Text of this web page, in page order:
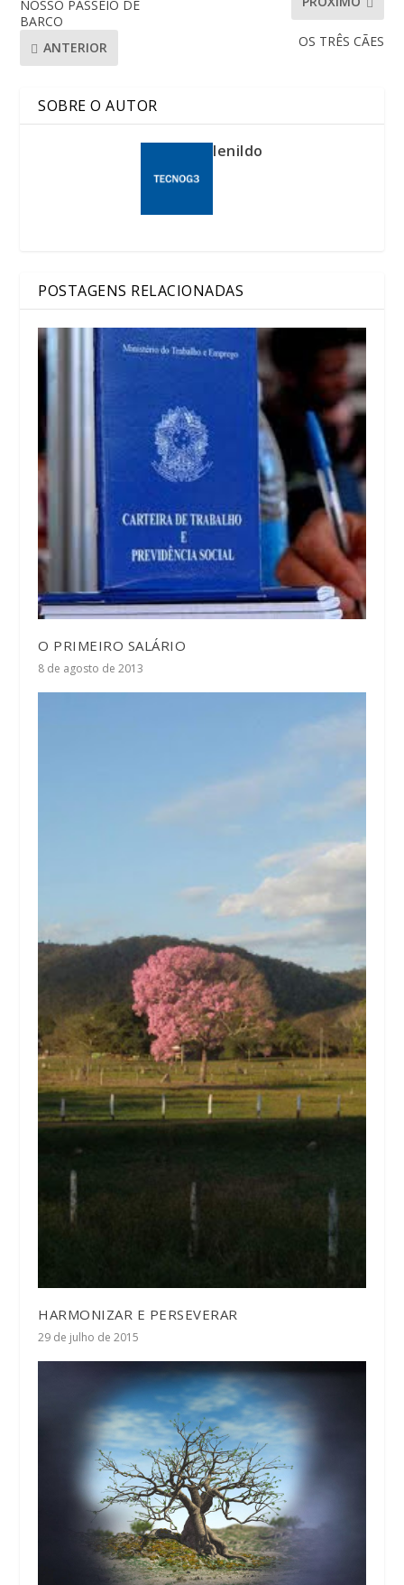
NOSSO PASSEIO DE
BARCO
ANTERIOR
OS TRÊS CÃES
SOBRE O AUTOR
lenildo
POSTAGENS RELACIONADAS
O PRIMEIRO SALÁRIO
8 de agosto de 2013
HARMONIZAR E PERSEVERAR
29 de julho de 2015